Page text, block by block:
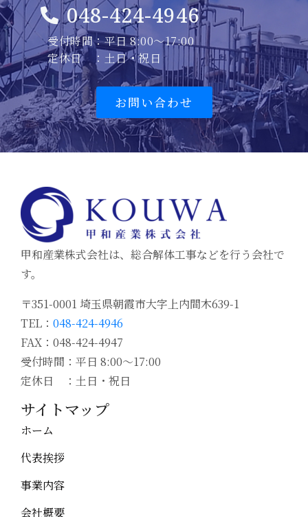
048-424-4946
受付時間：平日 8:00～17:00
定休日 ：土日・祝日
お問い合わせ
甲和産業株式会社は、総合解体工事などを行う会社で
す。
〒351-0001 埼玉県朝霞市大字上内間木639-1
TEL： 048-424-4946
FAX：048-424-4947
受付時間：平日 8:00～17:00
定休日 ：土日・祝日
サイトマップ
ホーム
代表挨拶
事業内容
会社概要